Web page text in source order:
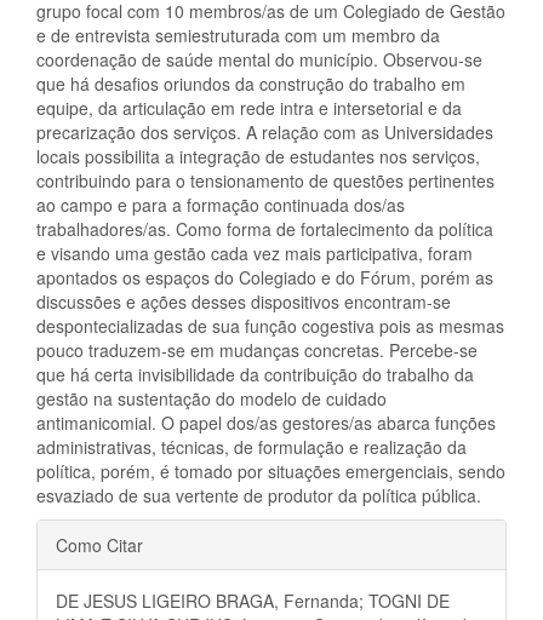
grupo focal com 10 membros/as de um Colegiado de Gestão
e de entrevista semiestruturada com um membro da
coordenação de saúde mental do município. Observou-se
que há desafios oriundos da construção do trabalho em
equipe, da articulação em rede intra e intersetorial e da
precarização dos serviços. A relação com as Universidades
locais possibilita a integração de estudantes nos serviços,
contribuindo para o tensionamento de questões pertinentes
ao campo e para a formação continuada dos/as
trabalhadores/as. Como forma de fortalecimento da política
e visando uma gestão cada vez mais participativa, foram
apontados os espaços do Colegiado e do Fórum, porém as
discussões e ações desses dispositivos encontram-se
despontecializadas de sua função cogestiva pois as mesmas
pouco traduzem-se em mudanças concretas. Percebe-se
que há certa invisibilidade da contribuição do trabalho da
gestão na sustentação do modelo de cuidado
antimanicomial. O papel dos/as gestores/as abarca funções
administrativas, técnicas, de formulação e realização da
política, porém, é tomado por situações emergenciais, sendo
esvaziado de sua vertente de produtor da política pública.
Detalhes
do
Como Citar
DE JESUS LIGEIRO BRAGA, Fernanda; TOGNI DE